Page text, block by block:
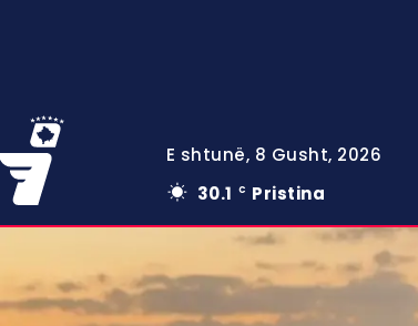
E shtunë, 8 Gusht, 2026
30.1
C Pristina